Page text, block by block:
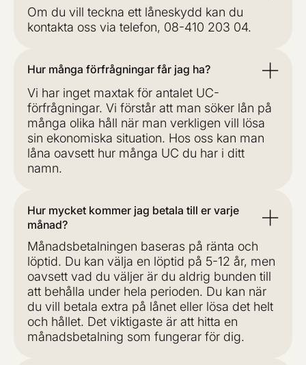
Om du vill teckna ett låneskydd kan du
kontakta oss via telefon, 08-410 203 04.
Hur många förfrågningar får jag ha?
Vi har inget maxtak för antalet UC-
förfrågningar. Vi förstår att man söker lån på
många olika håll när man verkligen vill lösa
sin ekonomiska situation. Hos oss kan man
låna oavsett hur många UC du har i ditt
namn.
Hur mycket kommer jag betala till er varje
månad?
Månadsbetalningen baseras på ränta och
löptid. Du kan välja en löptid på 5-12 år, men
oavsett vad du väljer är du aldrig bunden till
att behålla under hela perioden. Du kan när
du vill betala extra på lånet eller lösa det helt
och hållet. Det viktigaste är att hitta en
månadsbetalning som fungerar för dig.